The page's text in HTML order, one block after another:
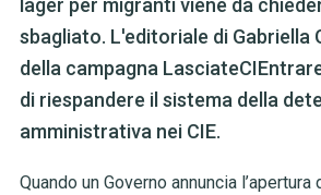
lager per migranti viene da
sbagliato. L'editoriale di Gabriella
della campagna
di riespandere il sistema della
amministrativa nei CIE.
Quando un Governo annuncia